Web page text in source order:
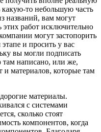
то небольшую часть
названий, вам могут
этих работ исключительно
могут застопорить
и просить у вас
вы могли подписать
там написано, или же,
и материалов, которые там
материалы.
с системами
сколько стоят
компонентов, когда